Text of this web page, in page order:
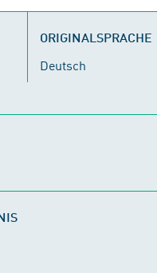
ORIGINALSPRACHE
Deutsch